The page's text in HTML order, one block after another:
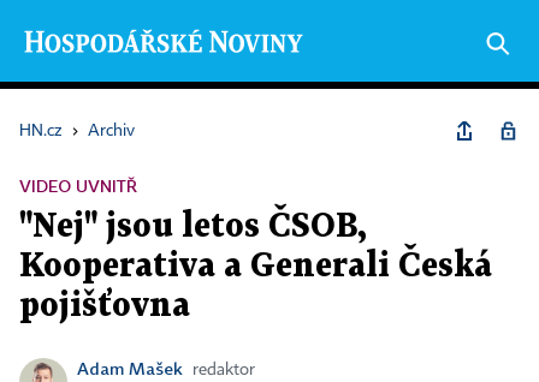
HN.cz › Archiv
VIDEO UVNITŘ
"Nej" jsou letos ČSOB,
Kooperativa a Generali Česká
pojišťovna
Adam Mašek
redaktor